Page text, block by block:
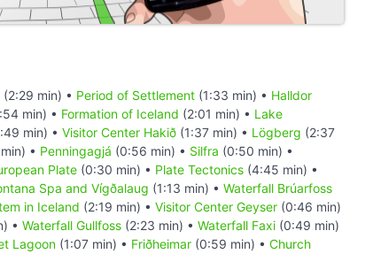
(2:29 min) • Period of Settlement (1:33 min) • Halldor
min) • Formation of Iceland (2:01 min) • Lake
min) • Visitor Center Hakið (1:37 min) • Lögberg (2:37
• Penningagjá (0:56 min) • Silfra (0:50 min) •
Plate (0:30 min) • Plate Tectonics (4:45 min) •
Spa and Vígðalaug (1:13 min) • Waterfall Brúarfoss
in Iceland (2:19 min) • Visitor Center Geyser (0:46 min)
• Waterfall Gullfoss (2:23 min) • Waterfall Faxi (0:49 min)
Lagoon (1:07 min) • Friðheimar (0:59 min) • Church